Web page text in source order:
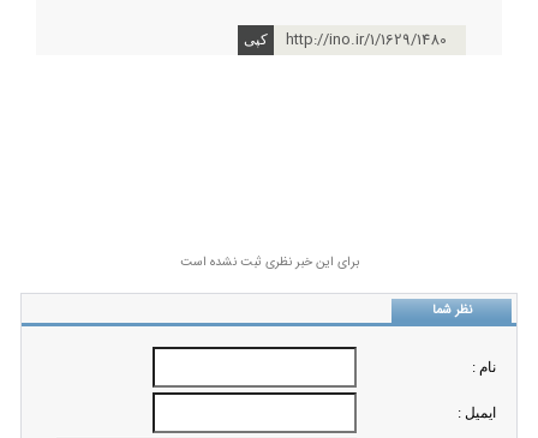
http://ino.ir/1/1629/1480
برای این خبر نظری ثبت نشده است
نظر شما
نام :
ايميل :